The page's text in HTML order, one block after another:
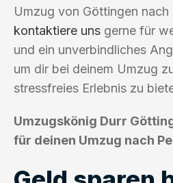
Umzug von Göttingen nach
kontaktiere uns gerne für
und ein unverbindliches
um dir bei deinem Umzug
stressfreies Erlebnis zu
Umzugskönig Durr
für deinen Umzug nach